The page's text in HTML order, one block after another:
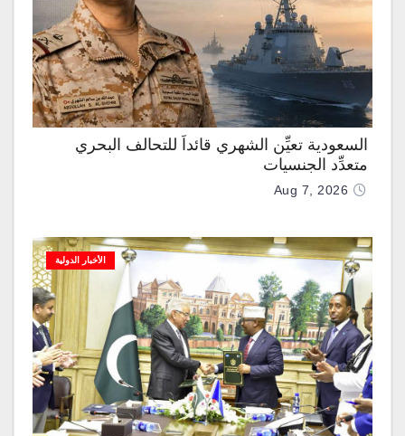
السعودية تعيِّن الشهري قائداً للتحالف البحري
متعدِّد الجنسيات
Aug 7, 2026
الأخبار الدولية